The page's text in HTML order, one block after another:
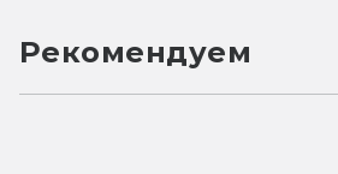
Рекомендуем